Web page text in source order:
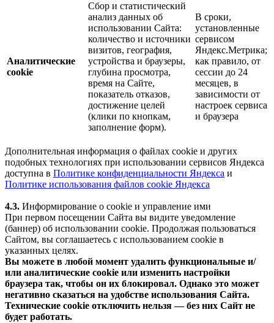
Аналитические
cookie
Сбор и статистический
анализ данных об
использовании Сайта:
количество и источники
визитов, география,
устройства и браузеры,
глубина просмотра,
время на Сайте,
показатель отказов,
достижение целей
(клики по кнопкам,
заполнение форм).
В сроки,
установленные
сервисом
Яндекс.Метрика;
как правило, от
сессии до 24
месяцев, в
зависимости от
настроек сервиса
и браузера
Дополнительная информация о файлах cookie и других
подобных технологиях при использовании сервисов Яндекса
доступна в Политике конфиденциальности Яндекса и
Политике использования файлов cookie Яндекса
4.3. Информирование о cookie и управление ими
При первом посещении Сайта вы видите уведомление
(баннер) об использовании cookie. Продолжая пользоваться
Сайтом, вы соглашаетесь с использованием cookie в
указанных целях.
Вы можете в любой момент удалить функциональные и/
или аналитические cookie или изменить настройки
браузера так, чтобы он их блокировал. Однако это может
негативно сказаться на удобстве использования Сайта.
Технические cookie отключить нельзя — без них Сайт не
будет работать.